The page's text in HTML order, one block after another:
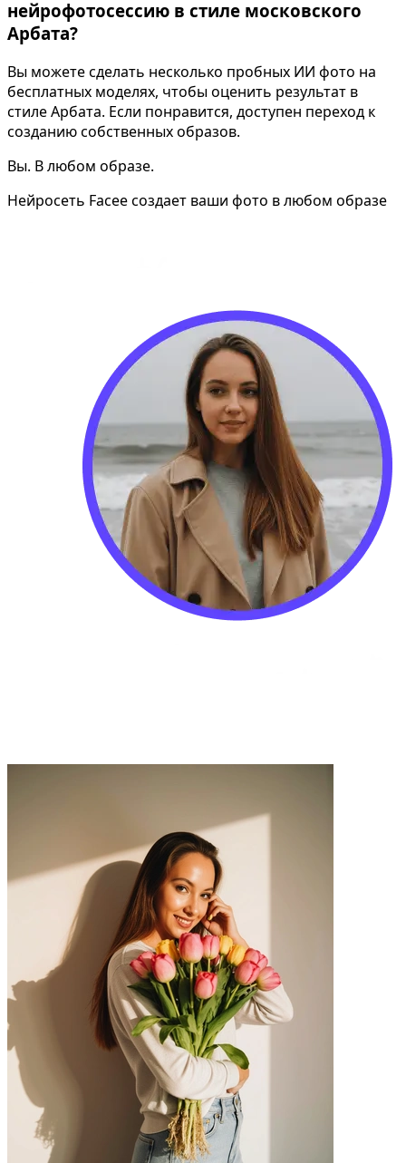
нейрофотосессию в стиле московского
Арбата?
Вы можете сделать несколько пробных ИИ фото на
бесплатных моделях, чтобы оценить результат в
стиле Арбата. Если понравится, доступен переход к
созданию собственных образов.
Вы. В любом образе.
Нейросеть Facee создает ваши фото в любом образе